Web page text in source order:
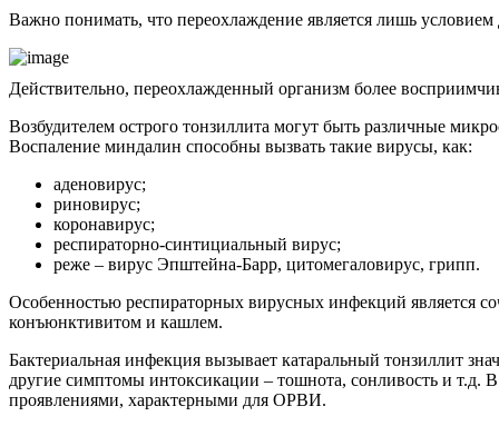
Важно понимать, что переохлаждение является лишь
Действительно, переохлажденный организм более
Возбудителем острого тонзиллита могут быть различные
Воспаление миндалин способны вызвать такие вирусы, как:
аденовирус;
риновирус;
коронавирус;
респираторно-синтициальный вирус;
реже – вирус Эпштейна-Барр, цитомегаловирус, грипп.
Особенностью респираторных вирусных инфекций является
конъюнктивитом и кашлем.
Бактериальная инфекция вызывает катаральный тонзиллит
другие симптомы интоксикации – тошнота, сонливость и т.д.
проявлениями, характерными для ОРВИ.